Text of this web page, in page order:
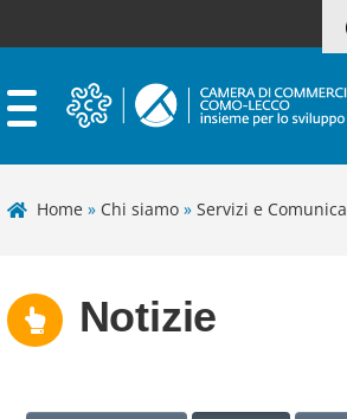
Home » Chi siamo » Servizi e
Notizie